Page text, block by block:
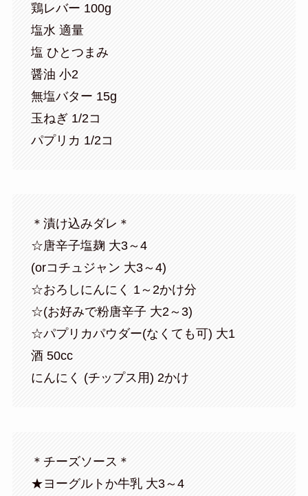
鶏レバー 100g
塩水 適量
塩 ひとつまみ
醤油 小2
無塩バター 15g
玉ねぎ 1/2コ
パプリカ 1/2コ
＊漬け込みダレ＊
☆唐辛子塩麹 大3～4
(orコチュジャン 大3～4)
☆おろしにんにく 1～2かけ分
☆(お好みで粉唐辛子 大2～3)
☆パプリカパウダー(なくても可) 大1
酒 50cc
にんにく (チップス用) 2かけ
＊チーズソース＊
★ヨーグルトか牛乳 大3～4